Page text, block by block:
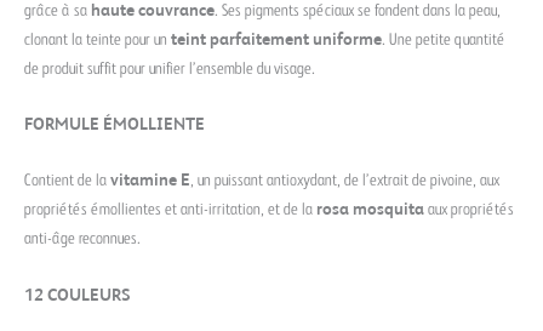
grâce à sa haute couvrance. Ses pigments spéciaux se fondent dans la peau,
clonant la teinte pour un teint parfaitement uniforme. Une petite quantité
de produit suffit pour unifier l’ensemble du visage.
FORMULE ÉMOLLIENTE
Contient de la vitamine E, un puissant antioxydant, de l’extrait de pivoine, aux
propriétés émollientes et anti-irritation, et de la rosa mosquita aux propriétés
anti-âge reconnues.
12 COULEURS